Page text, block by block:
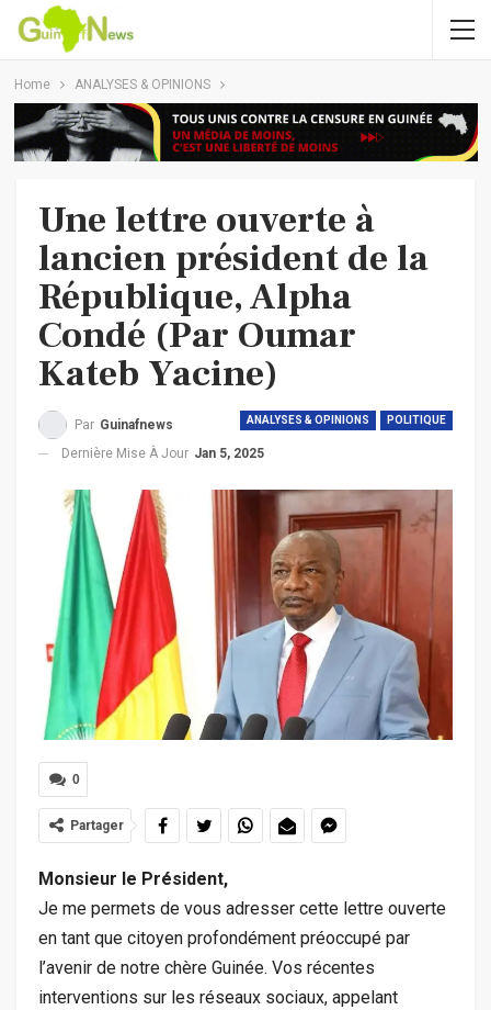
Home ANALYSES & OPINIONS
Une lettre ouverte à
lancien président de la
République, Alpha
Condé (Par Oumar
Kateb Yacine)
ANALYSES & OPINIONS POLITIQUE
Par Guinafnews
Dernière Mise À Jour Jan 5, 2025
0
Partager
Monsieur le Président,
Je me permets de vous adresser cette lettre ouverte
en tant que citoyen profondément préoccupé par
l’avenir de notre chère Guinée. Vos récentes
interventions sur les réseaux sociaux, appelant